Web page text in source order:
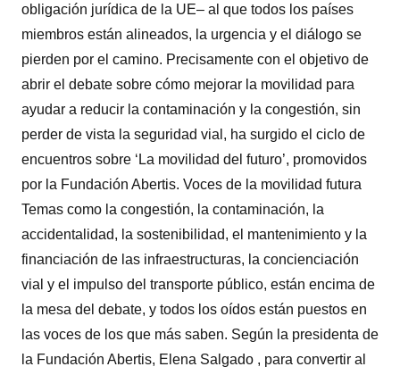
obligación jurídica de la UE– al que todos los países
miembros están alineados, la urgencia y el diálogo se
pierden por el camino. Precisamente con el objetivo de
abrir el debate sobre cómo mejorar la movilidad para
ayudar a reducir la contaminación y la congestión, sin
perder de vista la seguridad vial, ha surgido el ciclo de
encuentros sobre ‘La movilidad del futuro’, promovidos
por la Fundación Abertis. Voces de la movilidad futura
Temas como la congestión, la contaminación, la
accidentalidad, la sostenibilidad, el mantenimiento y la
financiación de las infraestructuras, la concienciación
vial y el impulso del transporte público, están encima de
la mesa del debate, y todos los oídos están puestos en
las voces de los que más saben. Según la presidenta de
la Fundación Abertis, Elena Salgado , para convertir al